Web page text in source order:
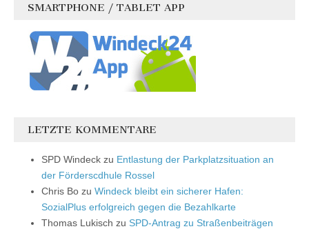
SMARTPHONE / TABLET APP
LETZTE KOMMENTARE
SPD Windeck zu Entlastung der Parkplatzsituation an
der Förderscdhule Rossel
Chris Bo zu Windeck bleibt ein sicherer Hafen:
SozialPlus erfolgreich gegen die Bezahlkarte
Thomas Lukisch zu SPD-Antrag zu Straßenbeiträgen